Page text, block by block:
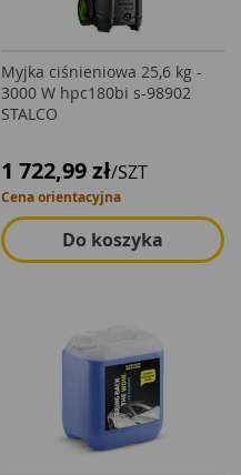
Myjka ciśnieniowa 25,6 kg -
3000 W hpc180bi s-98902
STALCO
1 722,99 zł/SZT
Cena orientacyjna
Do koszyka